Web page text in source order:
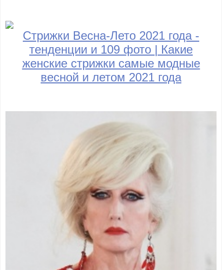
Стрижки Весна-Лето 2021 года -
тенденции и 109 фото | Какие
женские стрижки самые модные
весной и летом 2021 года